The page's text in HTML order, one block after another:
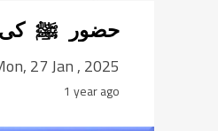
حضور ﷺ کی
دھوراجی
27 Jan , 2025
1 year ago